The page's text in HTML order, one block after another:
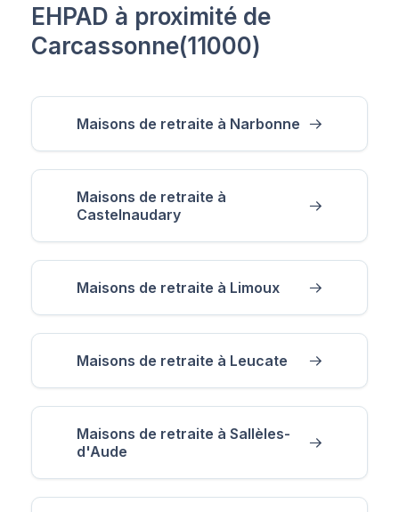
EHPAD à proximité de
Carcassonne(11000)
Maisons de retraite à Narbonne
Maisons de retraite à
Castelnaudary
Maisons de retraite à Limoux
Maisons de retraite à Leucate
Maisons de retraite à Sallèles-
d'Aude